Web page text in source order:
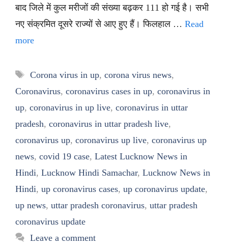
बाद जिले में कुल मरीजों की संख्या बढ़कर 111 हो गई है। सभी
नए संक्रमित दूसरे राज्यों से आए हुए हैं। फिलहाल … Read
more
Tags
Corona virus in up, corona virus news,
Coronavirus, coronavirus cases in up, coronavirus in
up, coronavirus in up live, coronavirus in uttar
pradesh, coronavirus in uttar pradesh live,
coronavirus up, coronavirus up live, coronavirus up
news, covid 19 case, Latest Lucknow News in
Hindi, Lucknow Hindi Samachar, Lucknow News in
Hindi, up coronavirus cases, up coronavirus update,
up news, uttar pradesh coronavirus, uttar pradesh
coronavirus update
Leave a comment